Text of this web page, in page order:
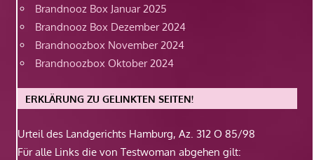
Brandnooz Box Januar 2025
Brandnooz Box Dezember 2024
Brandnoozbox November 2024
Brandnoozbox Oktober 2024
ERKLÄRUNG ZU GELINKTEN SEITEN!
Urteil des Landgerichts Hamburg, Az. 312 O 85/98
Für alle Links die von Testwoman abgehen gilt: